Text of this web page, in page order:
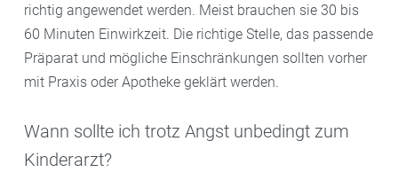
richtig angewendet werden. Meist brauchen sie 30 bis
60 Minuten Einwirkzeit. Die richtige Stelle, das passende
Präparat und mögliche Einschränkungen sollten vorher
mit Praxis oder Apotheke geklärt werden.
Wann sollte ich trotz Angst unbedingt zum
Kinderarzt?